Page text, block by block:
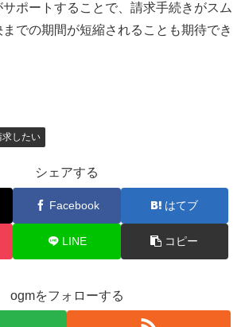
ポートすることで、請求手続きがスム
での期間が短縮されることも期待でき
求したい
シェアする
Facebook はてブ
LINE コピー
ogmをフォローする